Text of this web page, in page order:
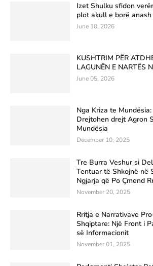
Izet Shulku sfidon
plot akull e borë
June 10, 2026
KUSHTRIM PËR
LAGUNËN E NARTËS
June 05, 2026
Nga Kriza te
Drejtohen drejt Agron
Mundësia
December 10, 2025
Tre Burra Veshur si
Tentuar të Shkojnë në
Ngjarja që Po Çmend
November 20, 2025
Rritja e Narrativave
Shqiptare: Një Front i
së Informacionit
November 01, 2025